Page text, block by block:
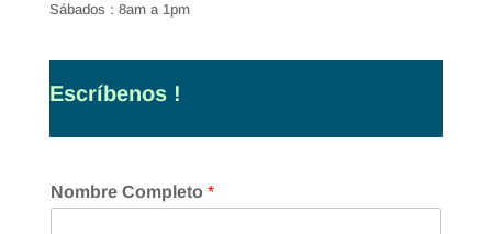
Sábados : 8am a 1pm
Escríbenos !
Nombre Completo *